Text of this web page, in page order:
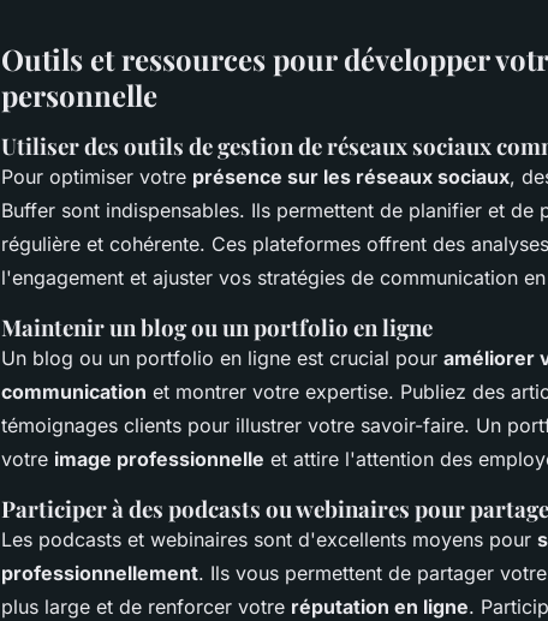
Outils et ressources pour développer
personnelle
Utiliser des outils de gestion de réseaux sociaux
Pour optimiser votre présence sur les réseaux sociaux,
Buffer sont indispensables. Ils permettent de planifier et de
régulière et cohérente. Ces plateformes offrent des
l'engagement et ajuster vos stratégies de communication
Maintenir un blog ou un portfolio en ligne
Un blog ou un portfolio en ligne est crucial pour améliorer
communication et montrer votre expertise. Publiez des
témoignages clients pour illustrer votre savoir-faire. Un
votre image professionnelle et attire l'attention des
Participer à des podcasts ou webinaires pour
Les podcasts et webinaires sont d'excellents moyens pour
professionnellement. Ils vous permettent de partager
plus large et de renforcer votre réputation en ligne.